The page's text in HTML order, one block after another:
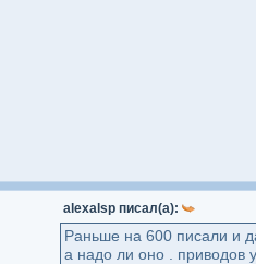
alexalsp писал(а):
Раньше на 600 писали и
а надо ли оно . приводов